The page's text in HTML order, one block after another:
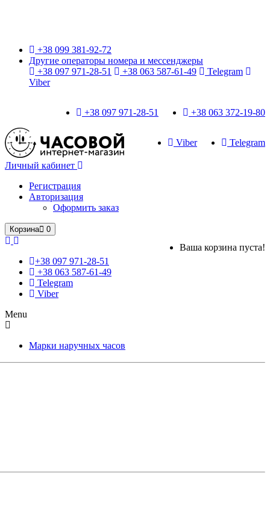
+38 099 381-92-72
Другие операторы номера и мессенджеры
+38 097 971-28-51
+38 063 587-61-49
Telegram
Viber
+38 063 372-19-80
+38 097 971-28-51
Telegram
Viber
Личный кабинет
Регистрация
Авторизация
Оформить заказ
Корзина 0
Ваша корзина пуста!
+38 097 971-28-51
+38 063 587-61-49
Telegram
Viber
Menu
Марки наручных часов